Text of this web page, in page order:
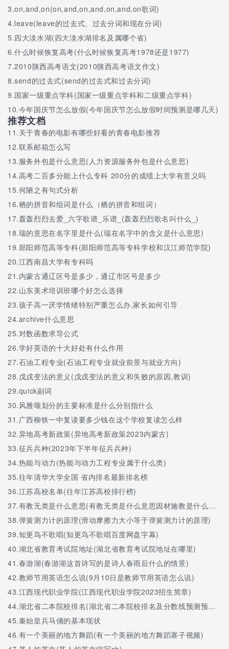
3.on,and,on(on,and,on,and,on,and,on歌词)
4.leave(leave的过去式、过去分词和现在分词)
5.四大淡水湖(四大淡水湖排名及属哪个省)
6.什么时候恢复高考(什么时候恢复高考1978还是1977)
7.2010陕西高考语文(2010陕西高考语文作文)
8.send的过去式(send的过去式和过去分词)
9.国家一级重点学科(国家一级重点学科和二级重点学科)
10.今年国庆节怎么放假(今年国庆节怎么放假时间预测是哪几天)
推荐文档
11.关于青春的电影有哪些好看的青春电影推荐
12.联系邮箱怎么写
13.服务外包是什么意思(人力资源服务外包是什么意思)
14.高考二百多分能上什么专科 200分的成绩上大学有意义吗
15.何陋之有句式分析
16.栖的拼音和组词是什么（栖的拼音和组词）
17.轰轰烈烈去爱_六字歌谱_乐谱_(轰轰烈烈歌名叫什么_)
18.瑞的意思在名字里是什么(瑞在名字中的含义是什么意思)
19.郧阳师范高等专科(郧阳师范高等专科学校和汉江师范学院)
20.江西南昌大学有专科吗
21.内蒙古通辽区号是多少，通辽市区号是多少
22.山东美术培训班哪个好怎么选择
23.孩子高一厌学情绪特别严重怎么办,家长如何引导
24.archive什么意思
25.对数函数求导公式
26.学好英语的十大好处有什么作用
27.石油工程专业(石油工程专业就业前景与就业方向)
28. 戊戌变法的意义(戊戌变法的意义和失败的原因,教训)
29.quick副词
30. 风雅颂划分的主要标准是什么分别指什么
31. 广西柳铁一中复读要多少钱在这个学校复读怎么样
32.异地高考新政策(异地高考新政策2023内蒙古)
33.征兵兵种(2023年下半年征兵兵种)
34.热能与动力(热能与动力工程专业属于什么类)
35.往年清华大学全国 省内排名最新排名榜
36.江苏高校名单(往年江苏高校排行榜)
37.有教无类是什么意思(有教无类是什么意思因材施教是什么意思)
38.弹簧测力计的原理(滑动摩擦力大小等于弹簧测力计的原理)
39.知更鸟不歌唱(知更鸟不歌唱百度网盘字幕)
40.湖北省教育考试院地址(湖北省教育考试院地址在哪里)
41.春游湖(春游湖这首诗写的是诗人春雨后什么的情景)
42.教师节用英语怎么说(9月10日是教师节用英语怎么说)
43.江西现代职业学院(江西现代职业学院2023招生简章)
44.湖北省二本院校排名(湖北省二本院校排名及分数线预测预测文科)
45.秦始皇兵马俑的基本现状
46.有一个美丽的地方舞蹈(有一个美丽的地方舞蹈寨子视频)